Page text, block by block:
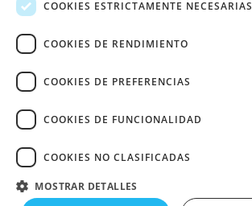
Sala de prensa
Política de cookies
Política de privacidad
Aviso Legal
Declaración de Accesibilidad Web
Español
España. CIF G-84334903. Todos
COOKIES ESTRICTAMENTE NECESARIAS
COOKIES DE RENDIMIENTO
COOKIES DE PREFERENCIAS
COOKIES DE FUNCIONALIDAD
COOKIES NO CLASIFICADAS
MOSTRAR DETALLES